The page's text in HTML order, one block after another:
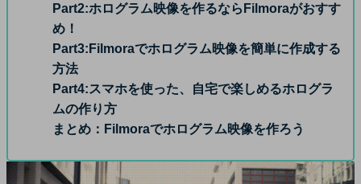
Part2:ホログラム映像を作るならFilmoraがおすす
め！
Part3: Filmoraでホログラム映像を簡単に作成する
方法
Part4:スマホを使った、自宅で楽しめるホログラ
ムの作り方
まとめ： Filmoraでホログラム映像を作ろう